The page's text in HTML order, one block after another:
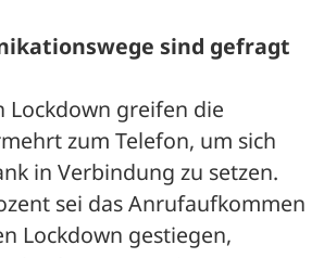
sind gefragt
Lockdown greifen die
zum Telefon, um sich
in Verbindung zu setzen.
sei das Anrufaufkommen
Lockdown gestiegen,